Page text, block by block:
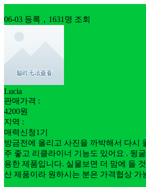
06-03 등록，1631명 조회
Lucia
판매가격 :
4200원
지역 :
매력신청1기
방금전에 올리고 사진을 까박해서 다시
주 좋고 리클라이너 기능도 있어요 . 뒹
용한 제품입니다. 실물보면 더 맘에 들
산 제품이라 원하시는 분은 가격협상 가